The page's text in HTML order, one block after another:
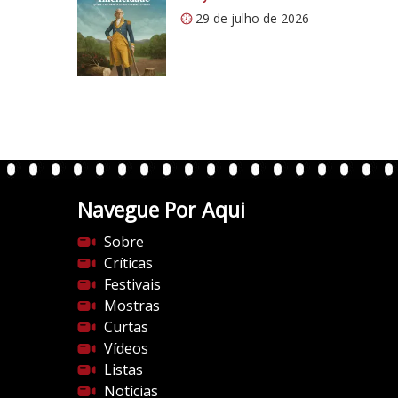
:
/
/
i
p
c
m
/
v
e
r
t
e
29 de julho de 2026
Navegue Por Aqui
Sobre
Críticas
Festivais
Mostras
Curtas
Vídeos
Listas
Notícias